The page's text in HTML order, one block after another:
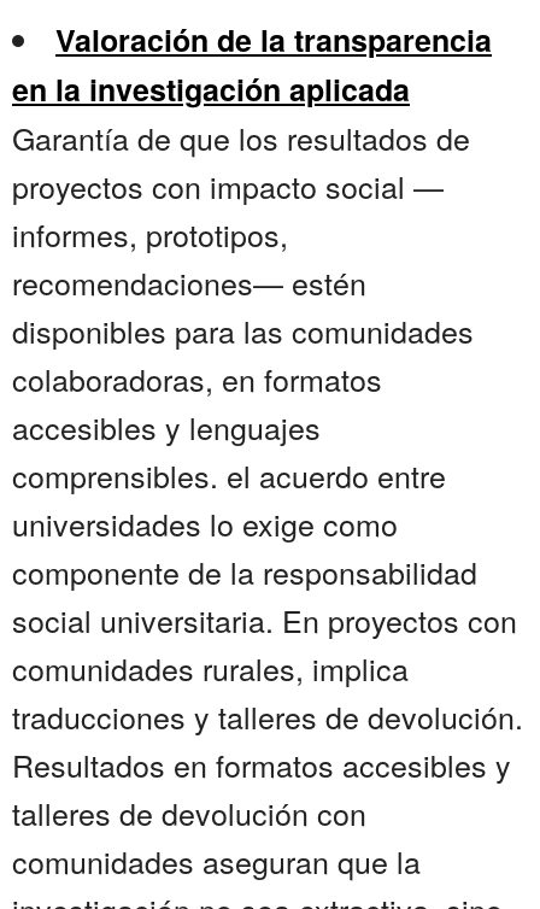
Valoración de la transparencia
en la investigación aplicada
Garantía de que los resultados de
proyectos con impacto social —
informes, prototipos,
recomendaciones— estén
disponibles para las comunidades
colaboradoras, en formatos
accesibles y lenguajes
comprensibles. el acuerdo entre
universidades lo exige como
componente de la responsabilidad
social universitaria. En proyectos con
comunidades rurales, implica
traducciones y talleres de devolución.
Resultados en formatos accesibles y
talleres de devolución con
comunidades aseguran que la